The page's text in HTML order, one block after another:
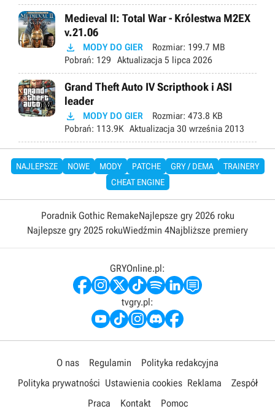
Medieval II: Total War - Królestwa M2EX
v.21.06
 MODY DO GIER Rozmiar: 199.7 MB
Pobrań: 129 Aktualizacja 5 lipca 2026
Grand Theft Auto IV Scripthook i ASI
leader
 MODY DO GIER Rozmiar: 473.8 KB
Pobrań: 113.9K Aktualizacja 30 września 2013
NAJLEPSZE NOWE MODY PATCHE GRY / DEMA
TRAINERY
CHEAT ENGINE
Poradnik Gothic RemakeNajlepsze gry 2026 roku
Najlepsze gry 2025 rokuWiedźmin 4Najbliższe premiery
GRYOnline.pl:
tvgry.pl:
O nas Regulamin
Polityka redakcyjna
Polityka prywatności Ustawienia cookies Reklama
Zespół
Praca
Kontakt Pomoc